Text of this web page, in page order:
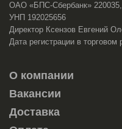
ОАО «БПС-Сбербанк»
УНП 192025656
Директор Ксензов Евгений
Дата регистрации в
О компании
Вакансии
Доставка